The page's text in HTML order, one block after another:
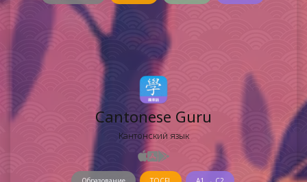
Cantonese Guru
Кантонский язык